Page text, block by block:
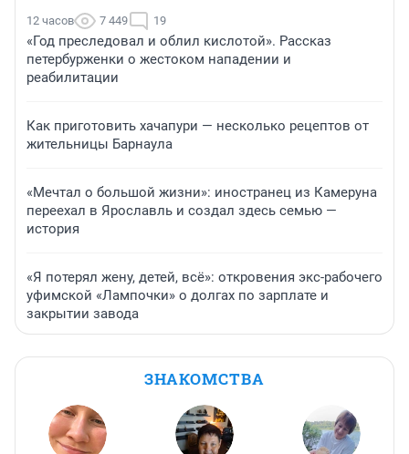
12 часов 7 449 19
«Год преследовал и облил кислотой». Рассказ
петербурженки о жестоком нападении и
реабилитации
Как приготовить хачапури — несколько рецептов от
жительницы Барнаула
«Мечтал о большой жизни»: иностранец из Камеруна
переехал в Ярославль и создал здесь семью —
история
«Я потерял жену, детей, всё»: откровения экс-рабочего
уфимской «Лампочки» о долгах по зарплате и
закрытии завода
ЗНАКОМСТВА